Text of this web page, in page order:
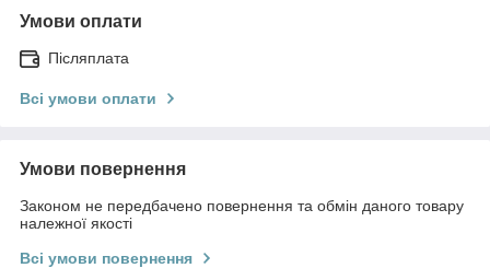
Умови оплати
Післяплата
Всі умови оплати
Умови повернення
Законом не передбачено повернення та обмін даного товару
належної якості
Всі умови повернення